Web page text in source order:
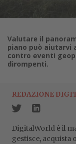
Valutare il
piano può aiutarvi
contro eventi
dirompenti.
REDAZIONE
DigitalWorld è il
gestisce,